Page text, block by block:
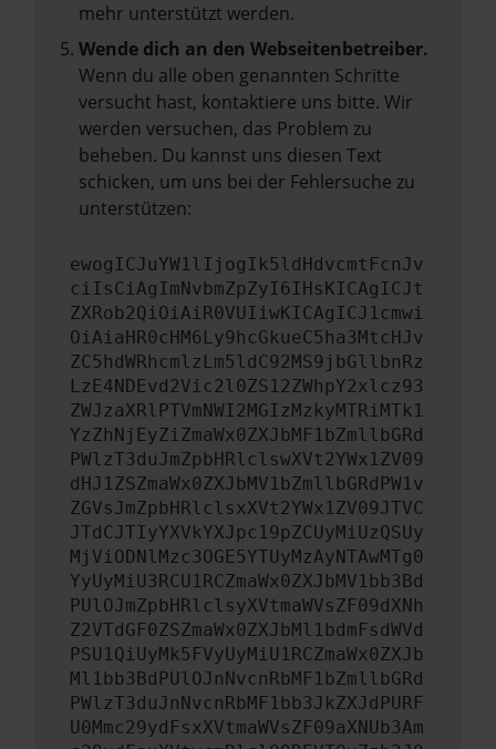
mehr unterstützt werden.
Wende dich an den Webseitenbetreiber.
Wenn du alle oben genannten Schritte
versucht hast, kontaktiere uns bitte. Wir
werden versuchen, das Problem zu
beheben. Du kannst uns diesen Text
schicken, um uns bei der Fehlersuche zu
unterstützen:
ewogICJuYW1lIjogIk5ldHdvcmtFcnJv
ciIsCiAgImNvbmZpZyI6IHsKICAgICJt
ZXRob2QiOiAiR0VUIiwKICAgICJ1cmwi
OiAiaHR0cHM6Ly9hcGkueC5ha3MtcHJv
ZC5hdWRhcmlzLm5ldC92MS9jbGllbnRz
LzE4NDEvd2Vic2l0ZS12ZWhpY2xlcz93
ZWJzaXRlPTVmNWI2MGIzMzkyMTRiMTk1
YzZhNjEyZiZmaWx0ZXJbMF1bZmllbGRd
PWlzT3duJmZpbHRlclswXVt2YWx1ZV09
dHJ1ZSZmaWx0ZXJbMV1bZmllbGRdPW1v
ZGVsJmZpbHRlclsxXVt2YWx1ZV09JTVC
JTdCJTIyYXVkYXJpc19pZCUyMiUzQSUy
MjViODNlMzc3OGE5YTUyMzAyNTAwMTg0
YyUyMiU3RCU1RCZmaWx0ZXJbMV1bb3Bd
PUlOJmZpbHRlclsyXVtmaWVsZF09dXNh
Z2VTdGF0ZSZmaWx0ZXJbMl1bdmFsdWVd
PSU1QiUyMk5FVyUyMiU1RCZmaWx0ZXJb
Ml1bb3BdPUlOJnNvcnRbMF1bZmllbGRd
PWlzT3duJnNvcnRbMF1bb3JkZXJdPURF
U0Mmc29ydFsxXVtmaWVsZF09aXNUb3Am